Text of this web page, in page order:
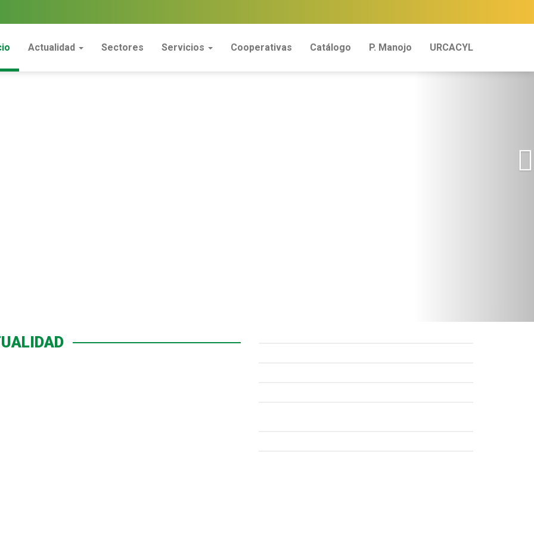
Actualidad Sectores Servicios Cooperativas Catálogo P. Manojo URCACYL